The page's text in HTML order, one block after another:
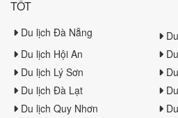
TỐT
Du lịch Đà Nẵng
Du lịch Hội An
Du lịch Lý Sơn
Du lịch Đà Lạt
Du lịch Quy Nhơn